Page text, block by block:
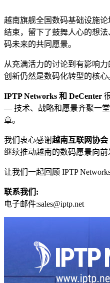
越南旗舰全国数码基础设施
结束，留下了鼓舞人心的想
码未来的共同愿景。
从充满活力的讨论到有影响
创新仍然是数码化转型的核心
IPTP Networks 和 DeCenter
— 技术、战略和愿景齐聚一
章。
我们衷心感谢越南互联网协会
继续推动越南的数码愿景向前
让我们一起回顾 IPTP
联系我们:
电子邮件:sales iptp.net